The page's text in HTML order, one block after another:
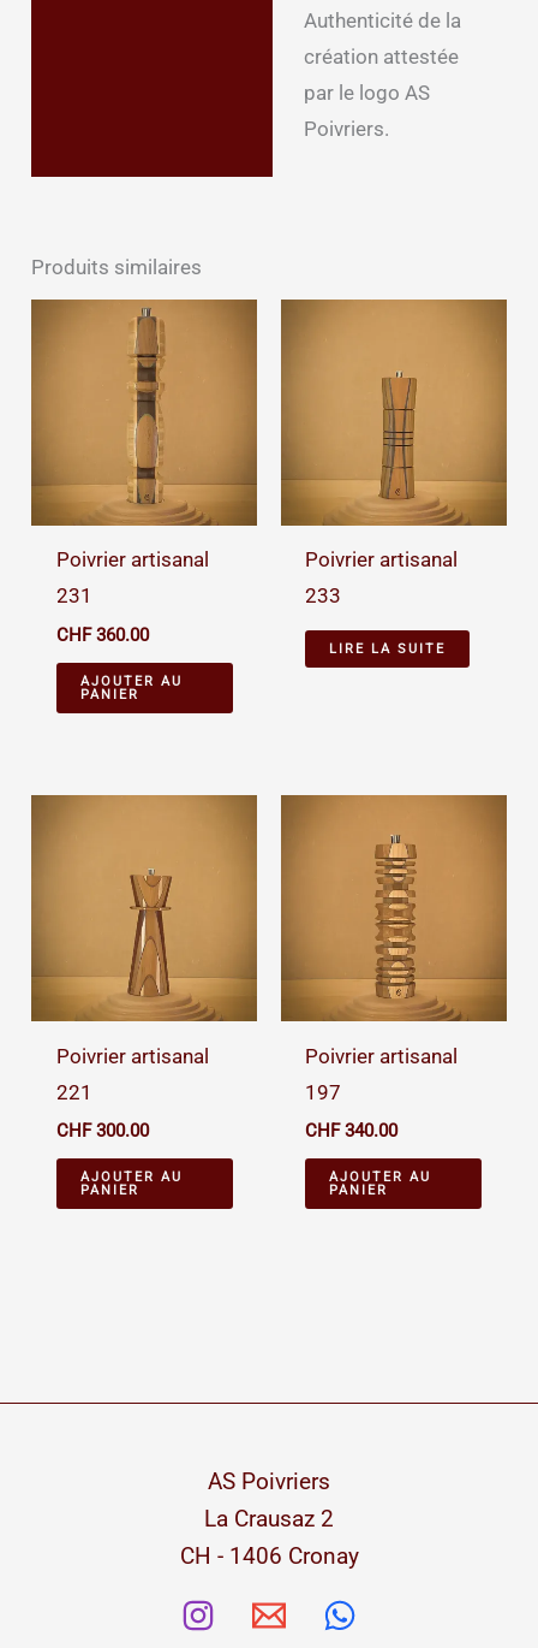
Authenticité de la
création attestée
par le logo AS
Poivriers.
Produits similaires
Poivrier artisanal
231
CHF360.00
AJOUTER AU
PANIER
Poivrier artisanal
233
LIRE LA SUITE
Poivrier artisanal
221
CHF300.00
AJOUTER AU
PANIER
Poivrier artisanal
197
CHF340.00
AJOUTER AU
PANIER
AS Poivriers
La Crausaz 2
CH - 1406 Cronay